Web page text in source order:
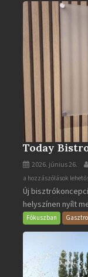
bejegyzéshez
Today
2026. június 26.
Today
Bistro
&
Bar
a hozzászólások
Új
helyszínen nyílt
Fókuszban